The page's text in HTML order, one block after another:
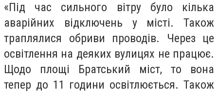
«Під час сильного вітру було кілька
аварійних відключень у місті. Також
траплялися обриви проводів. Через це
освітлення на деяких вулицях не працює.
Щодо площі Братський міст, то вона
тепер до 11 години освітлюється. Також